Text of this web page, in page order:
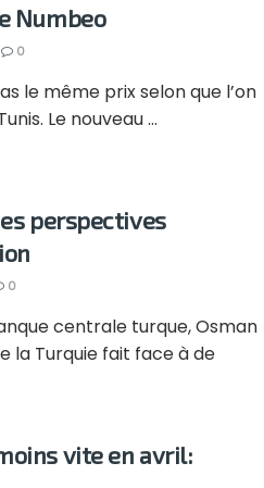
Numbeo
0
le même prix selon que l’on
Le nouveau ...
perspectives
0
centrale turque, Osman
la Turquie fait face à de
vite en avril: